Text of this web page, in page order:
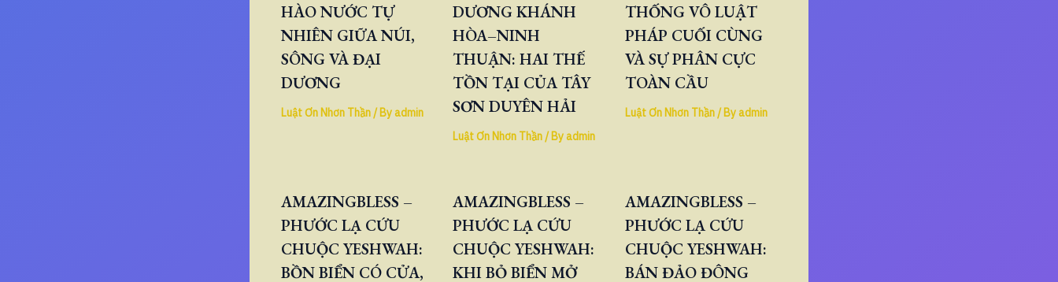
HÀO NƯỚC TỰ
NHIÊN GIỮA NÚI,
SÔNG VÀ ĐẠI
DƯƠNG
Luật Ơn Nhơn Thần/ Byadmin
DƯƠNG KHÁNH
HÒA–NINH
THUẬN: HAI THẾ
TỒN TẠI CỦA TÂY
SƠN DUYÊN HẢI
Luật Ơn Nhơn Thần/ Byadmin
THỐNG VÔ LUẬT
PHÁP CUỐI CÙNG
VÀ SỰ PHÂN CỰC
TOÀN CẦU
Luật Ơn Nhơn Thần/ Byadmin
AMAZINGBLESS –
PHƯỚC LẠ CỨU
CHUỘC YESHWAH:
BỒN BIỂN CÓ CỬA,
AMAZINGBLESS –
PHƯỚC LẠ CỨU
CHUỘC YESHWAH:
KHI BỎ BIỂN MỞ
AMAZINGBLESS –
PHƯỚC LẠ CỨU
CHUỘC YESHWAH:
BÁN ĐẢO ĐÔNG